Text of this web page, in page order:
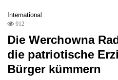
International
912
Die Werchowna
die patriotische
Bürger kümmern